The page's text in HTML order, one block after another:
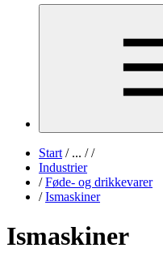
Start /... / /
Industrier
/ Føde- og drikkevarer
/ Ismaskiner
Ismaskiner